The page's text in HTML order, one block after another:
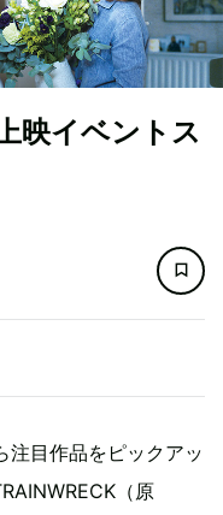
映イベントス
注目作品をピックアッ
（原